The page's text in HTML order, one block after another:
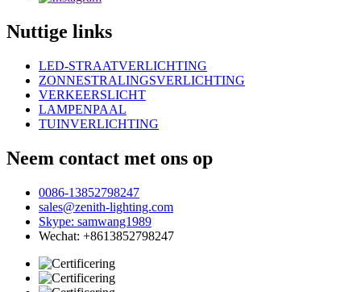
Nuttige links
LED-STRAATVERLICHTING
ZONNESTRALINGSVERLICHTING
VERKEERSLICHT
LAMPENPAAL
TUINVERLICHTING
Neem contact met ons op
0086-13852798247
sales@zenith-lighting.com
Skype: samwang1989
Wechat: +8613852798247